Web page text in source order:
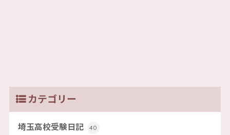
カテゴリー
埼玉高校受験日記 40